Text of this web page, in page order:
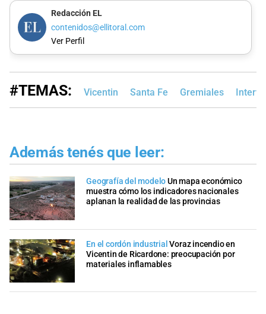
Redacción EL
contenidos@ellitoral.com
Ver Perfil
#TEMAS: Vicentin Santa Fe Gremiales
Además tenés que leer:
Geografía del modeloUn mapa económico
muestra cómo los indicadores nacionales
aplanan la realidad de las provincias
En el cordón industrial Voraz incendio en
Vicentin de Ricardone: preocupación por
materiales inflamables